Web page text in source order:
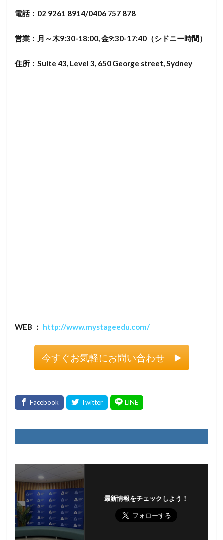
電話： 02 9261 8914/0406 757 878
営業：月～木9:30-18:00,金9:30-17:40 （シドニー時間）
住所：Suite 43, Level 3, 650 George street, Sydney
WEB ： http://www.mystageedu.com/
今すぐお気軽にお問い合わせ ▶️
最新情報をチェックしよう！